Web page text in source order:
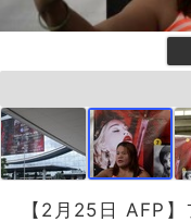
【2月25日 AFP